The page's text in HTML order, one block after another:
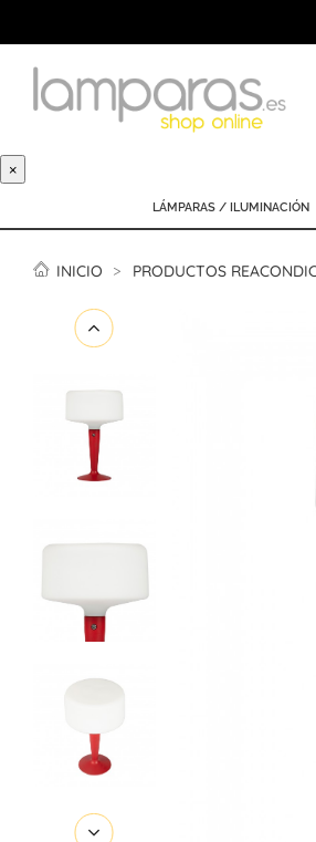
×
LÁMPARAS / ILUMINACIÓN
INICIO PRODUCTOS